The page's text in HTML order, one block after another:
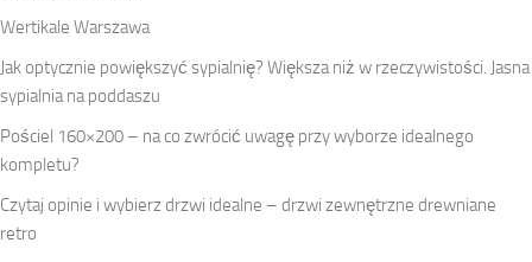
Wertikale Warszawa
Jak optycznie powiększyć sypialnię? Większa niż w rzeczywistości. Jasna
sypialnia na poddaszu
Pościel 160×200 – na co zwrócić uwagę przy wyborze idealnego
kompletu?
Czytaj opinie i wybierz drzwi idealne – drzwi zewnętrzne drewniane
retro